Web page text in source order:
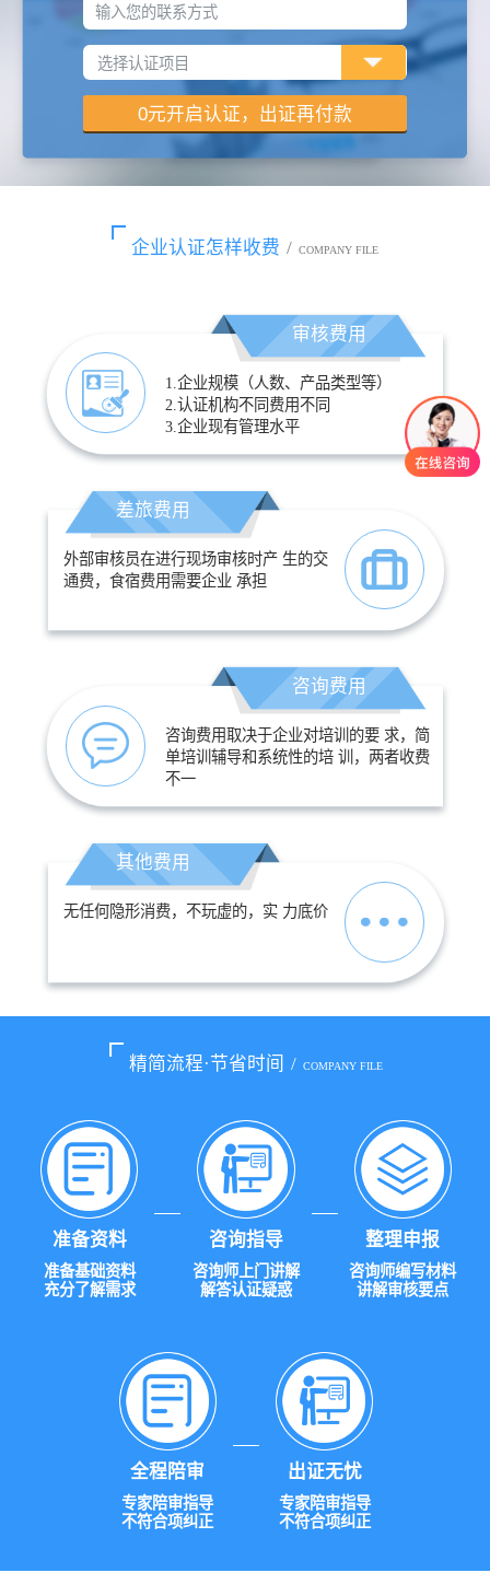
输入您的联系方式
企业认证怎样收费 / COMPANY FILE
审核费用
1.企业规模（人数、产品类型等）
2.认证机构不同费用不同
3.企业现有管理水平
差旅费用
外部审核员在进行现场审核时产 生的交
通费，食宿费用需要企业 承担
咨询费用
咨询费用取决于企业对培训的要 求，简
单培训辅导和系统性的培 训，两者收费
不一
其他费用
无任何隐形消费，不玩虚的，实 力底价
精简流程·节省时间 / COMPANY FILE
准备资料
准备基础资料
充分了解需求
咨询指导
咨询师上门讲解
解答认证疑惑
整理申报
咨询师编写材料
讲解审核要点
全程陪审
专家陪审指导
不符合项纠正
出证无忧
专家陪审指导
不符合项纠正